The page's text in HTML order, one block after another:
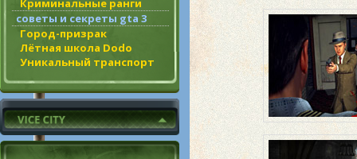
Криминальные ранги
советы и секреты gta 3
Город-призрак
Лётная школа Dodo
Уникальный транспорт